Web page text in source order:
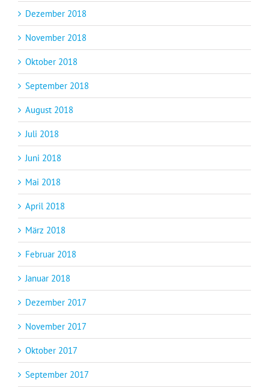
Dezember 2018
November 2018
Oktober 2018
September 2018
August 2018
Juli 2018
Juni 2018
Mai 2018
April 2018
März 2018
Februar 2018
Januar 2018
Dezember 2017
November 2017
Oktober 2017
September 2017